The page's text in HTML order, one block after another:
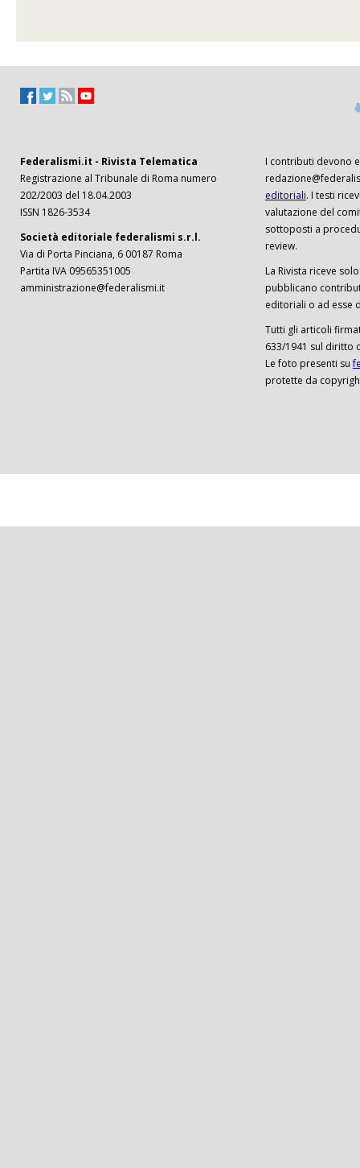
Federalismi.it - Rivista Telematica
Registrazione al Tribunale di Roma numero
202/2003 del 18.04.2003
ISSN 1826-3534
Società editoriale federalismi s.r.l.
Via di Porta Pinciana, 6 00187 Roma
Partita IVA 09565351005
amministrazione@federalismi.it
I contributi devono
editoriali. I testi
valutazione del
sottoposti a
review.
La Rivista riceve
pubblicano
editoriali o ad esse
Tutti gli articoli
633/1941 sul diritto
Le foto presenti su
protette da